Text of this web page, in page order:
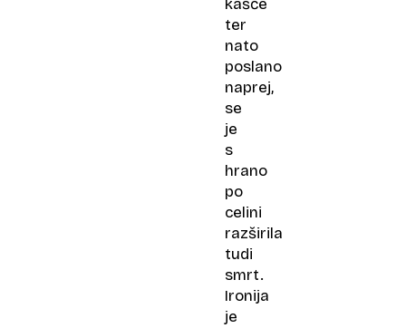
kašče
ter
nato
poslano
naprej,
se
je
s
hrano
po
celini
razširila
tudi
smrt.
Ironija
je